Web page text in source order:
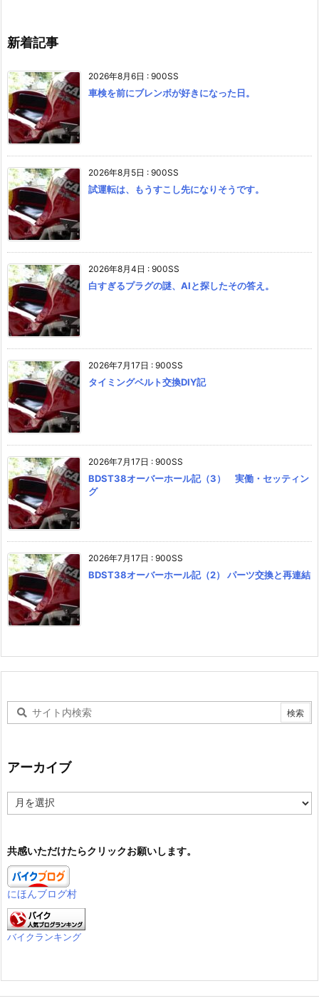
新着記事
2026年8月6日 : 900SS
車検を前にブレンボが好きになった日。
2026年8月5日 : 900SS
試運転は、もうすこし先になりそうです。
2026年8月4日 : 900SS
白すぎるプラグの謎、AIと探したその答え。
2026年7月17日 : 900SS
タイミングベルト交換DIY記
2026年7月17日 : 900SS
BDST38オーバーホール記（3） 実働・セッティン
グ
2026年7月17日 : 900SS
BDST38オーバーホール記（2） パーツ交換と再連結
アーカイブ
ー
ブ
共感いただけたらクリックお願いします。
にほんブログ村
バイクランキング